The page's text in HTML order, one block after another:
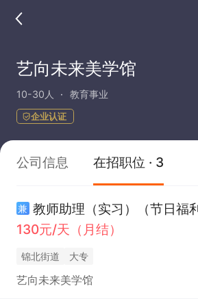
艺向未来美学馆
10-30人 教育事业
企业认证
公司信息 在招职位 · 3
兼 教师助理（实习）（节日福
130元/天（月结）
锦北街道 大专
艺向未来美学馆